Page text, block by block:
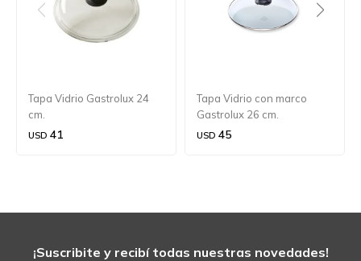
Tapa Vidrio Gastrolux 24
cm.
USD 41
Tapa Vidrio con marco
Gastrolux 26 cm.
USD 45
¡Suscribite y recibí todas nuestras novedades!